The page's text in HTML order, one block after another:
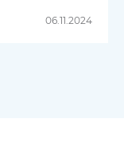
06.11.2024